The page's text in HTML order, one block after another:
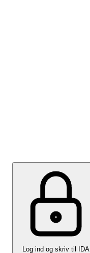
Log ind og skriv til IDA